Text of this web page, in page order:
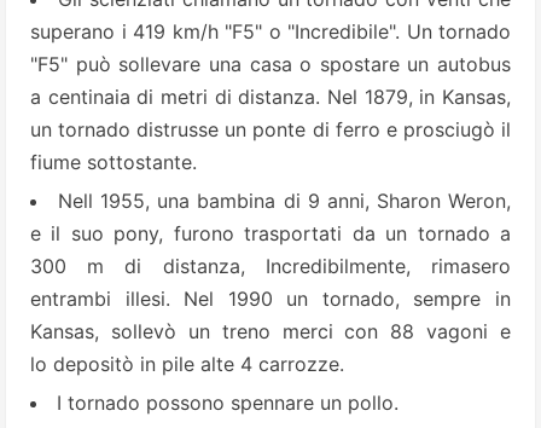
superano i 419 km/h "F5" o "Incredibile". Un tornado
"F5" può sollevare una casa o spostare un autobus
a centinaia di metri di distanza. Nel 1879, in Kansas,
un tornado distrusse un ponte di ferro e prosciugò il
fiume sottostante.
Nell 1955, una bambina di 9 anni, Sharon Weron,
e il suo pony, furono trasportati da un tornado a
300 m di distanza, Incredibilmente, rimasero
entrambi illesi. Nel 1990 un tornado, sempre in
Kansas, sollevò un treno merci con 88 vagoni e
lo depositò in pile alte 4 carrozze.
I tornado possono spennare un pollo.